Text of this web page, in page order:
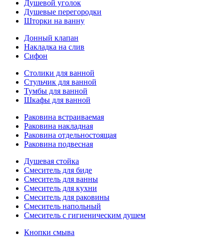
Душевой уголок
Душевые перегородки
Шторки на ванну
Донный клапан
Накладка на слив
Сифон
Столики для ванной
Стульчик для ванной
Тумбы для ванной
Шкафы для ванной
Раковина встраиваемая
Раковина накладная
Раковина отдельностоящая
Раковина подвесная
Душевая стойка
Смеситель для биде
Смеситель для ванны
Смеситель для кухни
Смеситель для раковины
Смеситель напольный
Смеситель с гигиеническим душем
Кнопки смыва